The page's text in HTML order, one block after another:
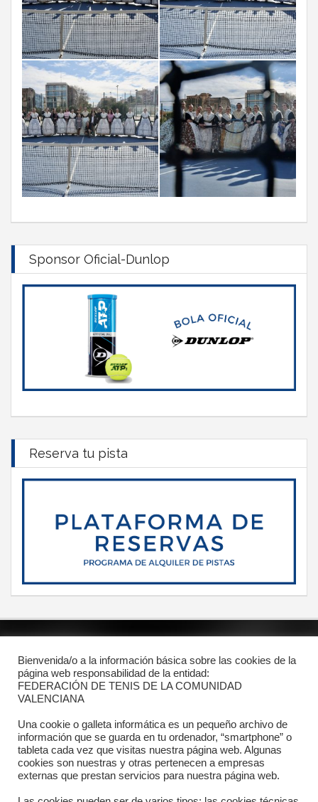
Sponsor Oficial-Dunlop
Reserva tu pista
PROTECCIÓN DE DATOS
Contacto
Dónde estamos
Bienvenida/o a la información básica sobre las cookies de la
página web responsabilidad de la entidad:
FEDERACIÓN DE TENIS DE LA COMUNIDAD
VALENCIANA
Una cookie o galleta informática es un pequeño archivo de
información que se guarda en tu ordenador, “smartphone” o
tableta cada vez que visitas nuestra página web. Algunas
cookies son nuestras y otras pertenecen a empresas
externas que prestan servicios para nuestra página web.